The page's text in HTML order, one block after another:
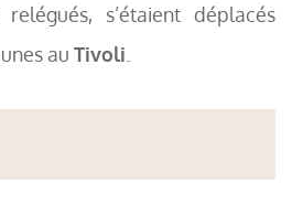
s’étaient déplacés
au Tivoli